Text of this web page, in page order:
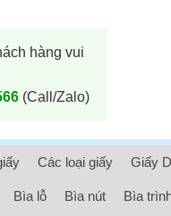
hàng vui
(Call/Zalo)
Các loại giấy Giấy
Bìa lỗ Bìa nút Bìa